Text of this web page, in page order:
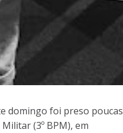
domingo foi preso poucas
(3º BPM), em